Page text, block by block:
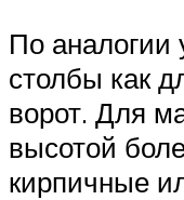
По аналогии
столбы как
ворот. Для
высотой
кирпичные